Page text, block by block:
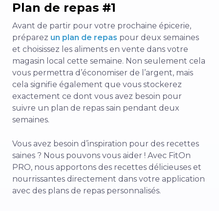
Plan de repas #1
Avant de partir pour votre prochaine épicerie,
préparez un plan de repas pour deux semaines
et choisissez les aliments en vente dans votre
magasin local cette semaine. Non seulement cela
vous permettra d’économiser de l’argent, mais
cela signifie également que vous stockerez
exactement ce dont vous avez besoin pour
suivre un plan de repas sain pendant deux
semaines.
Vous avez besoin d’inspiration pour des recettes
saines ? Nous pouvons vous aider ! Avec FitOn
PRO, nous apportons des recettes délicieuses et
nourrissantes directement dans votre application
avec des plans de repas personnalisés.